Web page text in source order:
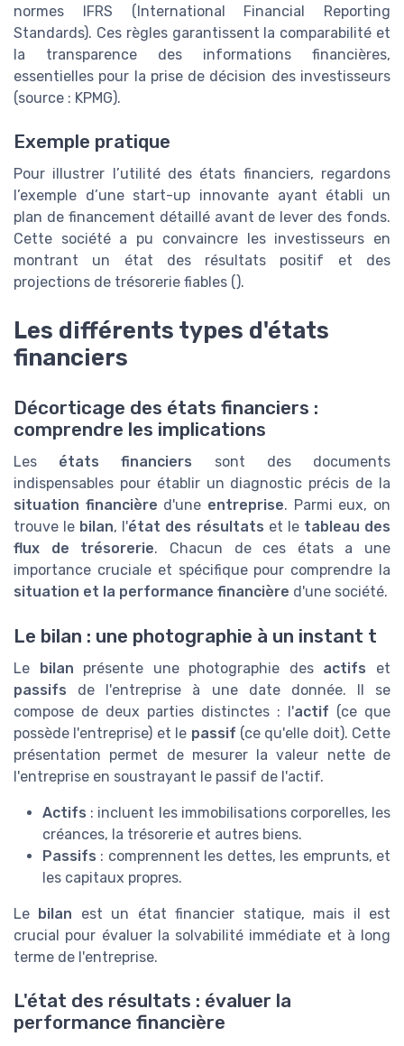
normes IFRS (International Financial Reporting
Standards). Ces règles garantissent la comparabilité et
la transparence des informations financières,
essentielles pour la prise de décision des investisseurs
(source : KPMG).
Exemple pratique
Pour illustrer l’utilité des états financiers, regardons
l’exemple d’une start-up innovante ayant établi un
plan de financement détaillé avant de lever des fonds.
Cette société a pu convaincre les investisseurs en
montrant un état des résultats positif et des
projections de trésorerie fiables ().
Les différents types d'états
financiers
Décorticage des états financiers :
comprendre les implications
Les états financiers sont des documents
indispensables pour établir un diagnostic précis de la
situation financière d'une entreprise. Parmi eux, on
trouve le bilan, l'état des résultats et le tableau des
flux de trésorerie. Chacun de ces états a une
importance cruciale et spécifique pour comprendre la
situation et la performance financière d'une société.
Le bilan : une photographie à un instant t
Le bilan présente une photographie des actifs et
passifs de l'entreprise à une date donnée. Il se
compose de deux parties distinctes : l'actif (ce que
possède l'entreprise) et le passif (ce qu'elle doit). Cette
présentation permet de mesurer la valeur nette de
l'entreprise en soustrayant le passif de l'actif.
Actifs : incluent les immobilisations corporelles, les
créances, la trésorerie et autres biens.
Passifs : comprennent les dettes, les emprunts, et
les capitaux propres.
Le bilan est un état financier statique, mais il est
crucial pour évaluer la solvabilité immédiate et à long
terme de l'entreprise.
L'état des résultats : évaluer la
performance financière